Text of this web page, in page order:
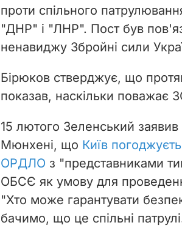
проти спільного
"ДНР" і "ЛНР". Пост був
ненавиджу Збройні сили
Бірюков стверджує, що
показав, наскільки поважає
15 лютого Зеленський
Мюнхені, що Київ
ОРДЛО з "представниками
ОБСЄ як умову для
"Хто може гарантувати
бачимо, що це спільні